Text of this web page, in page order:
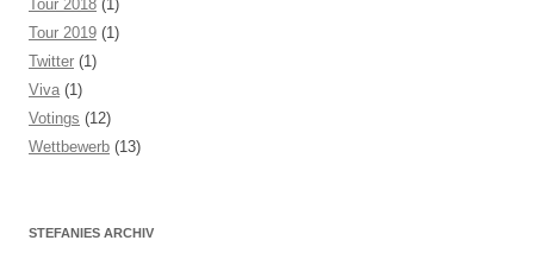
Tour 2018 (1)
Tour 2019 (1)
Twitter (1)
Viva (1)
Votings (12)
Wettbewerb (13)
STEFANIES ARCHIV